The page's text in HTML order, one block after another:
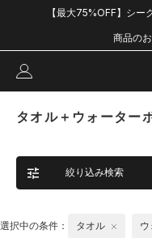
【最大75%OFF】シー
商品の
タオル＋ウォーター
絞り込み検索
選択中の条件： タオル ウ